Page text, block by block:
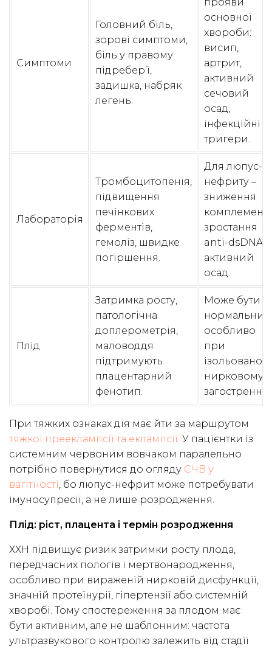
Симптоми
Головний біль,
зорові симптоми,
біль у правому
підребер’ї,
задишка, набряк
легень.
основної
хвороби:
висип,
артрит,
активний
сечовий
осад,
інфекційні
тригери.
Лабораторія
Тромбоцитопенія,
підвищення
печінкових
ферментів,
гемоліз, швидке
погіршення.
Для люпус-
нефриту –
зниження
зростання
anti-dsDNA,
активний
осад.
Плід
Затримка росту,
патологічна
доплерометрія,
маловоддя
підтримують
плацентарний
фенотип.
Може бути
особливо
при
нирковому
загостренні.
При тяжких ознаках дія має йти за маршрутом
тяжкої прееклампсії та еклампсії. У пацієнтки із
системним червоним вовчаком паралельно
потрібно повернутися до огляду СЧВ у
вагітності, бо люпус-нефрит може потребувати
імуносупресії, а не лише розродження.
Плід: ріст, плацента і термін розродження
ХХН підвищує ризик затримки росту плода,
передчасних пологів і мертвонародження,
особливо при вираженій нирковій дисфункції,
значній протеїнурії, гіпертензії або системній
хворобі. Тому спостереження за плодом має
бути активним, але не шаблонним: частота
ультразвукового контролю залежить від стадії